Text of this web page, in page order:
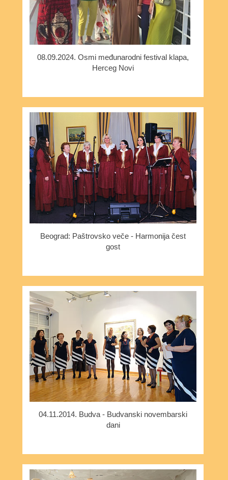
08.09.2024. Osmi međunarodni festival klapa,
Herceg Novi
Beograd: Paštrovsko veče - Harmonija čest
gost
04.11.2014. Budva - Budvanski novembarski
dani